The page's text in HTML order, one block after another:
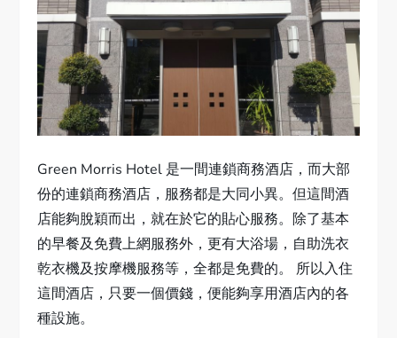
Green Morris Hotel 是一間連鎖商務酒店，而大部
份的連鎖商務酒店，服務都是大同小異。但這間酒
店能夠脫穎而出，就在於它的貼心服務。除了基本
的早餐及免費上網服務外，更有大浴場，自助洗衣
乾衣機及按摩機服務等，全都是免費的。 所以入住
這間酒店，只要一個價錢，便能夠享用酒店內的各
種設施。